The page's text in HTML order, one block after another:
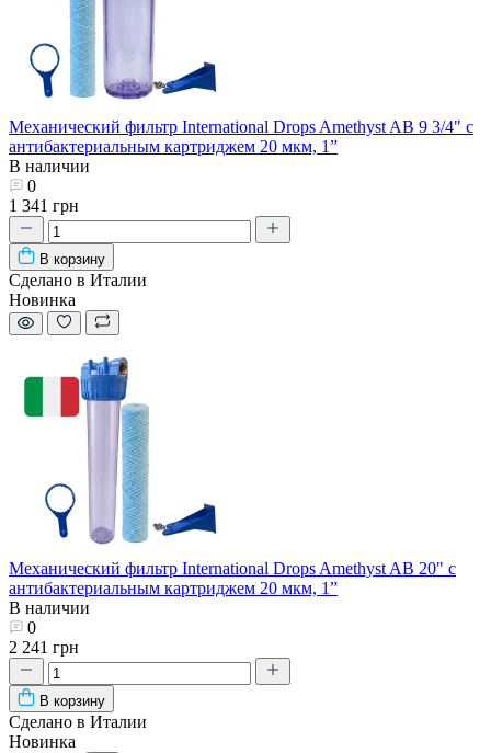
Механический фильтр International Drops Amethyst AB 9 3/4" с
антибактериальным картриджем 20 мкм, 1”
В наличии
0
1 341 грн
В корзину
Сделано в Италии
Новинка
Механический фильтр International Drops Amethyst AB 20" с
антибактериальным картриджем 20 мкм, 1”
В наличии
0
2 241 грн
В корзину
Сделано в Италии
Новинка